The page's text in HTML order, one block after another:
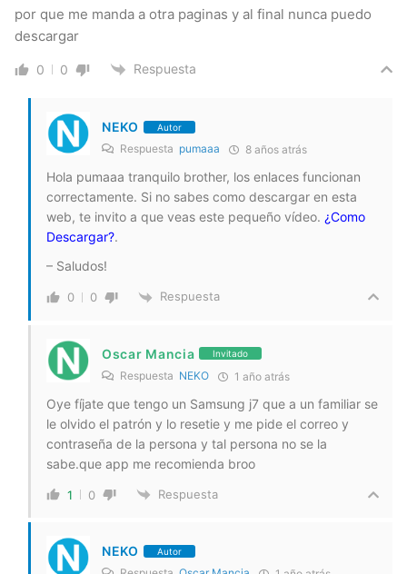
por que me manda a otra paginas y al final nunca puedo
descargar
0 0 Respuesta
NEKO Autor
Respuesta pumaaa 8 años atrás
Hola pumaaa tranquilo brother, los enlaces funcionan
correctamente. Si no sabes como descargar en esta
web, te invito a que veas este pequeño vídeo. ¿Como
Descargar?.
– Saludos!
0 0 Respuesta
Oscar Mancia Invitado
Respuesta NEKO 1 año atrás
Oye fíjate que tengo un Samsung j7 que a un familiar se
le olvido el patrón y lo resetie y me pide el correo y
contraseña de la persona y tal persona no se la
sabe.que app me recomienda broo
1 0 Respuesta
NEKO Autor